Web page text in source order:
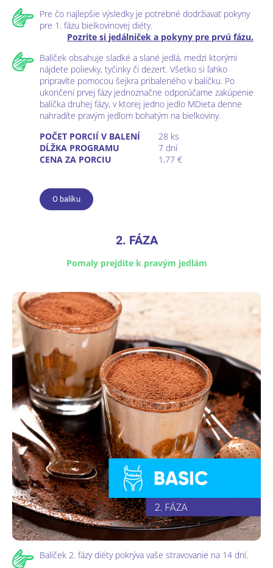
Pre čo najlepšie výsledky je potrebné dodržiavať pokyny
pre 1. fázu bielkovinovej diéty.
Pozrite si jedálniček a pokyny pre prvú fázu.
Balíček obsahuje sladké a slané jedlá, medzi ktorými
nájdete polievky, tyčinky či dezert. Všetko si ľahko
pripravíte pomocou šejkra pribaleného v balíčku. Po
ukončení prvej fázy jednoznačne odporúčame zakúpenie
balíčka druhej fázy, v ktorej jedno jedlo MDieta denne
nahradíte pravým jedlom bohatým na bielkoviny.
POČET PORCIÍ V BALENÍ
28 ks
DĹŽKA PROGRAMU
7 dní
CENA ZA PORCIU
1,77 €
O balíku
2. FÁZA
Pomaly prejdite k pravým jedlám
Balíček 2. fázy diéty pokrýva vaše stravovanie na 14 dní.